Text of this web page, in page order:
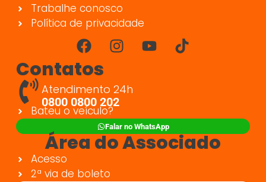
Trabalhe conosco
Política de privacidade
Contatos
Atendimento 24h
0800 0800 202
Bateu o veículo?
Falar no WhatsApp
Área do Associado
Acesso
2ª via de boleto